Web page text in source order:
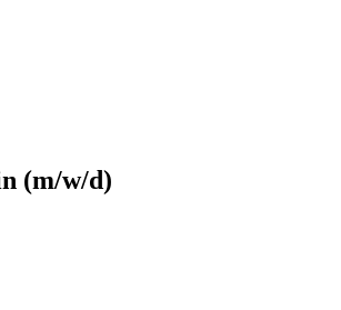
(m/w/d)